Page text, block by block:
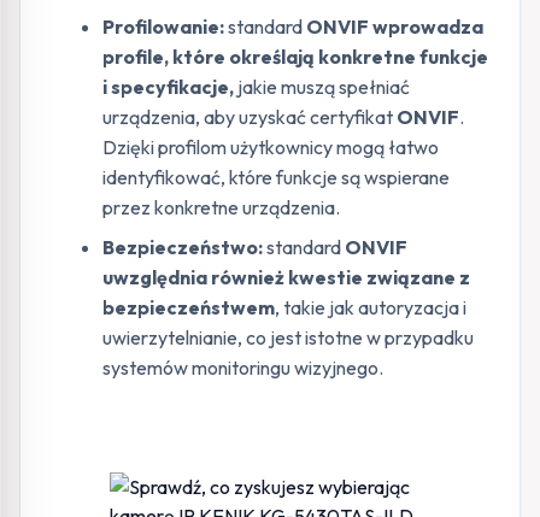
Profilowanie:standard ONVIF wprowadza
profile, które określają konkretne funkcje
i specyfikacje, jakie muszą spełniać
urządzenia, aby uzyskać certyfikat ONVIF.
Dzięki profilom użytkownicy mogą łatwo
identyfikować, które funkcje są wspierane
przez konkretne urządzenia.
Bezpieczeństwo:standard ONVIF
uwzględnia również kwestie związane z
bezpieczeństwem, takie jak autoryzacja i
uwierzytelnianie, co jest istotne w przypadku
systemów monitoringu wizyjnego.